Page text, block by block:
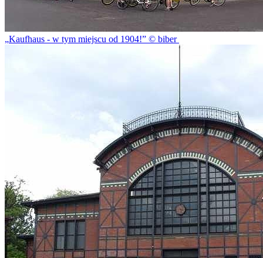
Kaufhaus - w tym miejscu od 1904! © biber